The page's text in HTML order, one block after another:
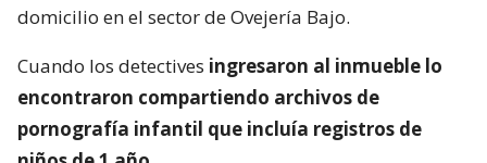
domicilio en el sector de Ovejería Bajo.
Cuando los detectives ingresaron al inmueble lo
encontraron compartiendo archivos de
pornografía infantil que incluía registros de